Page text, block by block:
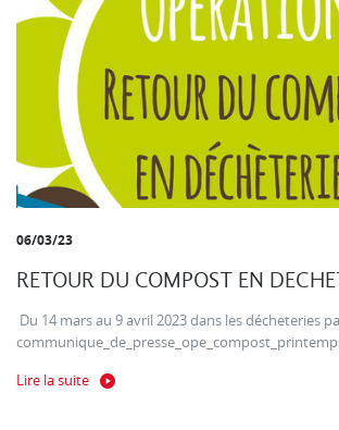
06/03/23
RETOUR DU COMPOST EN
Du 14 mars au 9 avril 2023 dans les décheteries
Lire la suite